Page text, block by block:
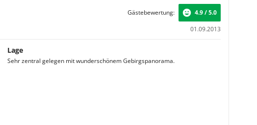
01.09.2013
Gästebewertung: 4.9 / 5.0
Lage
Sehr zentral gelegen mit wunderschönem Gebirgspanorama.